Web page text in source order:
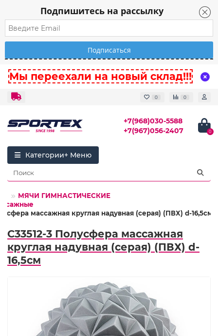
Подпишитесь на рассылку
Мы переехали на новый склад!!!
0 0
+7(968)030-5588
+7(967)056-2407
0
Категории
МЯЧИ ГИМНАСТИЧЕСКИЕ
массажная круглая надувная (серая) (ПВХ) d-16,5см
C33512-3 Полусфера массажная
круглая надувная (серая) (ПВХ) d-
16,5см